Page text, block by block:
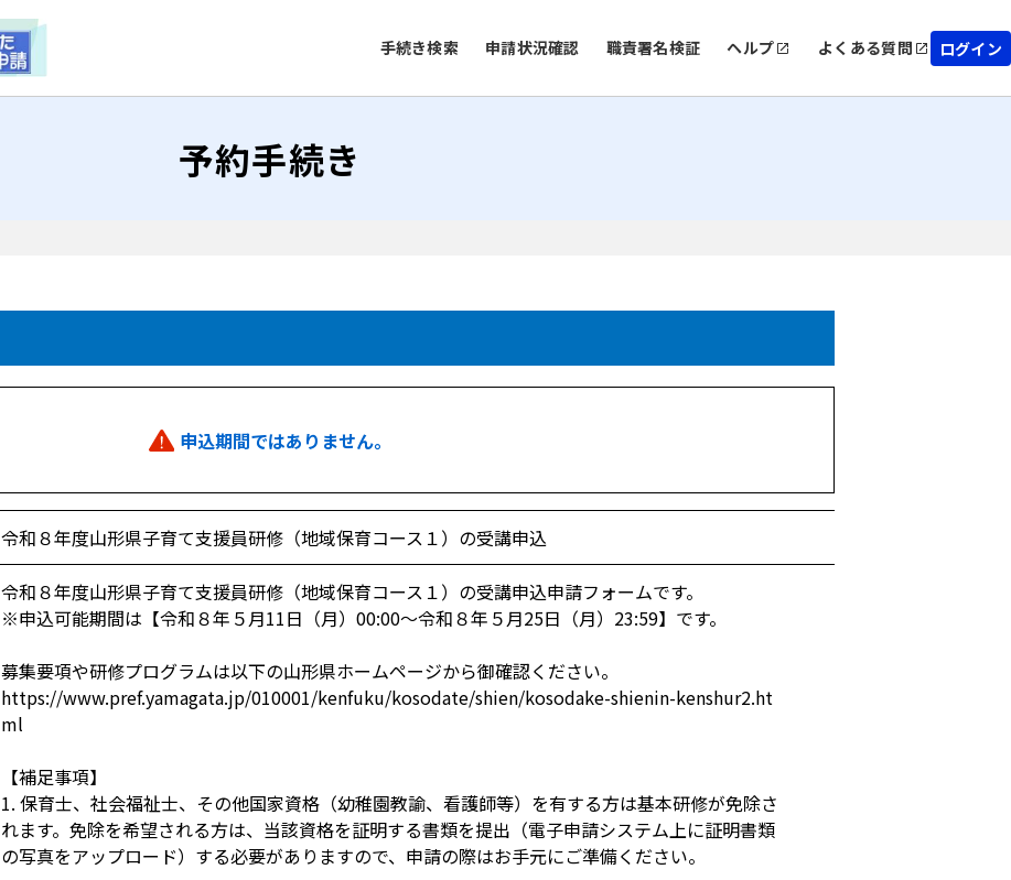
手続き検索 申請状況確認 職責署名検証 ヘルプ よくある質問 ログイン
予約手続き
申込期間ではありません。
令和８年度山形県子育て支援員研修（地域保育コース１）の受講申込
令和８年度山形県子育て支援員研修（地域保育コース１）の受講申込申請フォームです。
※申込可能期間は【令和８年５月11日（月）00:00～令和８年５月25日（月）23:59】です。
募集要項や研修プログラムは以下の山形県ホームページから御確認ください。
https://www.pref.yamagata.jp/010001/kenfuku/kosodate/shien/kosodake-shienin-kenshur2.ht
ml
【補足事項】
1. 保育士、社会福祉士、その他国家資格（幼稚園教諭、看護師等）を有する方は基本研修が免除さ
れます。免除を希望される方は、当該資格を証明する書類を提出（電子申請システム上に証明書類
の写真をアップロード）する必要がありますので、申請の際はお手元にご準備ください。